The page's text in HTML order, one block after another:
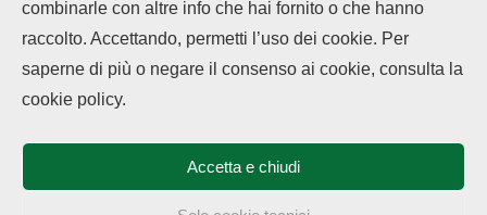
combinarle con altre info che hai fornito o che hanno
raccolto. Accettando, permetti l’uso dei cookie. Per
saperne di più o negare il consenso ai cookie, consulta la
cookie policy.
Accetta e chiudi
Chi siamo Contatti Disclaimer
Privacy Policy
Questo blog non rappresenta una testata giornalistica in quanto viene
aggiornato senza alcuna periodicità. Non può pertanto considerarsi un
OPPO, in arrivo
schermo 240 Hz...
Realme vorrebbe